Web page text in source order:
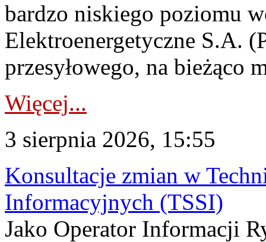
bardzo niskiego poziomu
Elektroenergetyczne S.A.
przesyłowego, na bieżąco
Więcej...
3 sierpnia 2026, 15:55
Konsultacje zmian w
Informacyjnych (TSSI)
Jako Operator Informacji